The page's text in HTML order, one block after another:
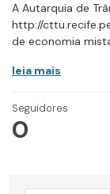
A Autarquia de
http://
de economia
leia mais
Seguidores
0